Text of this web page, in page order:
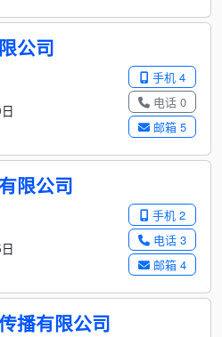
公司
手机 4
电话 0
邮箱 5
限公司
手机 2
电话 3
邮箱 4
播有限公司